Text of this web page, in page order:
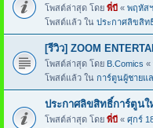
โพสต์ล่าสุด โดย พี่บี « พฤหัส
โพสต์แล้ว ใน ประกาศลิขสิท
[รีวิว] ZOOM
โพสต์ล่าสุด โดย B.Comics «
โพสต์แล้ว ใน การ์ตูนผู้ชายแ
ประกาศลิขสิทธิ์การ์ตูนใ
โพสต์ล่าสุด โดย พี่บี « ศุกร์